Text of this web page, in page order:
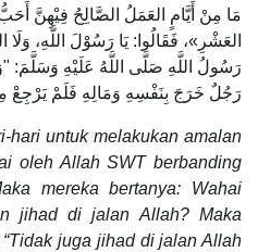
مَا مِنْ أَيَّامٍ العَمَلُ الصَّالِحُ فِيْهِنَّ أَحَبُّ
العَشْرِ»، فَقَالُوا: يَا رَسُوْلَ اللَّهِ،
رَسُولُ اللَّهِ صَلَّى اللَّهُ عَلَيْهِ وَسَلَّمَ:
رَجُلٌ خَرَجَ بِنَفْسِهِ وَمَالِهِ فَلَمْ
hari untuk melakukan amalan
oleh Allah SWT berbanding
mereka bertanya: Wahai
jihad di jalan Allah? Maka
juga jihad di jalan Allah